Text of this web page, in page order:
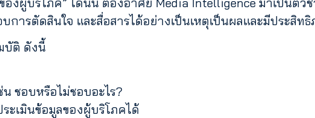
การตัดสินใจ และสื่อสารได้อย่างเป็นเหตุเป็นผลและมีประสิท
บัติ ดังนี้
ชอบหรือไม่ชอบอะไร?
ะเมินข้อมูลของผู้บริโภคได้